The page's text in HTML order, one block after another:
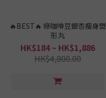
🔥BEST🔥 綠咖啡豆銀杏瘦身塑
形丸
HK$184 ~ HK$1,886
HK$4,800.00